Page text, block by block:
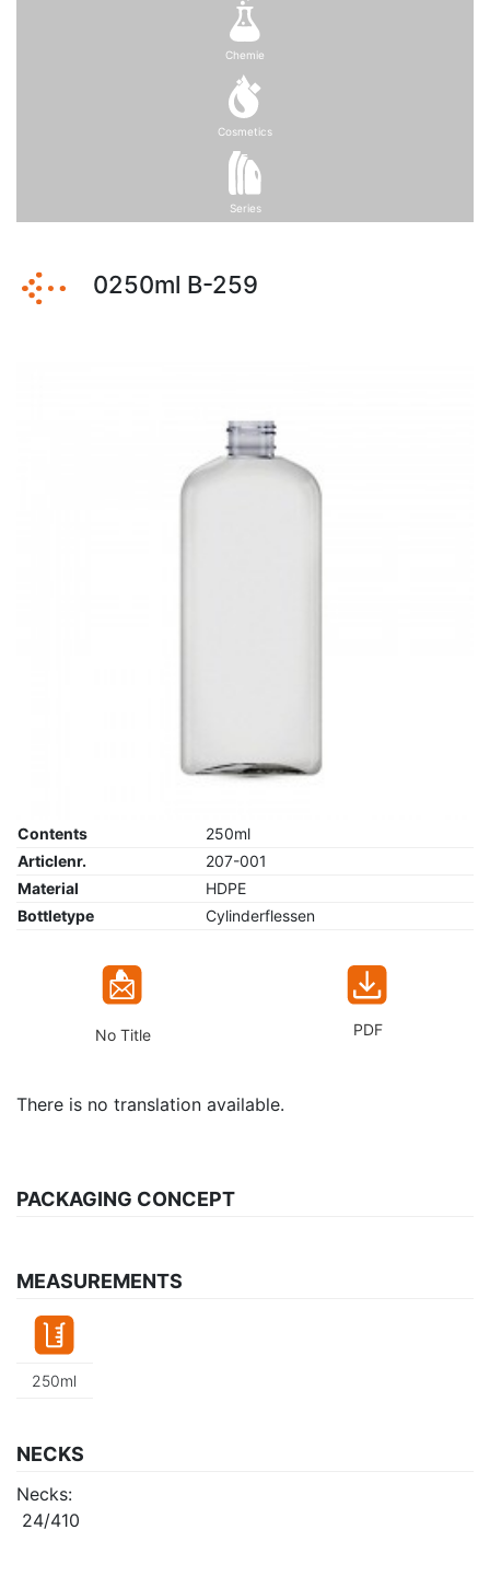
Chemie
Cosmetics
Series
0250ml B-259
Contents
250ml
Articlenr.
207-001
Material
HDPE
Bottletype
Cylinderflessen
No Title PDF
There is no translation available.
PACKAGING CONCEPT
MEASUREMENTS
250ml
NECKS
Necks:
24/410